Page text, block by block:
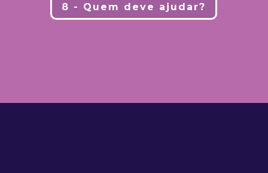
8 - Quem deve ajudar?